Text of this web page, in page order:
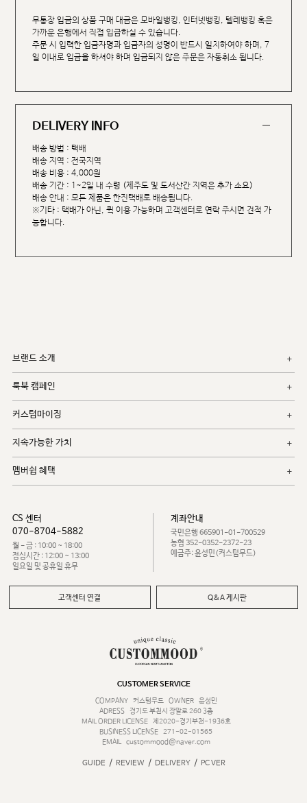
무통장 입금의 상품 구매 대금은 모바일뱅킹, 인터넷뱅킹, 텔레뱅킹 혹은
가까운 은행에서 직접 입금하실 수 있습니다.
주문 시 입력한 입금자명과 입금자의 성명이 반드시 일치하여야 하며, 7
일 이내로 입금을 하셔야 하며 입금되지 않은 주문은 자동취소 됩니다.
DELIVERY INFO
배송 방법 : 택배
배송 지역 : 전국지역
배송 비용 : 4,000원
배송 기간 : 1~2일 내 수령 (제주도 및 도서산간 지역은 추가 소요)
배송 안내 : 모든 제품은 한진택배로 배송됩니다.
※기타 : 택배가 아닌, 퀵 이용 가능하며 고객센터로 연락 주시면 견적 가
능합니다.
브랜드 소개
룩북 캠페인
커스텀마이징
지속가능한 가치
멤버쉽 혜택
CS 센터
070-8704-5882
월 - 금 : 10:00 ~ 18:00
점심시간 : 12:00 ~ 13:00
일요일 및 공휴일 휴무
계좌안내
국민은행 665901-01-700529
농협 352-0352-2372-23
예금주: 윤성민(커스텀무드)
고객센터 연결 Q&A 게시판
CUSTOMER SERVICE
COMPANY
커스텀무드 OWNER
윤성민
ADRESS
경기도 부천시 장말로 260 3층
MAIL ORDER LICENSE
제2020-경기부천-1936호
BUSINESS LICENSE 271-02-01565
EMAIL
custommood@naver.com
GUIDE / REVIEW / DELIVERY / PC VER